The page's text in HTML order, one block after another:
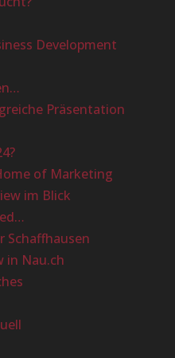
Development
Präsentation
of Marketing
im Blick
Schaffhausen
in Nau.ch